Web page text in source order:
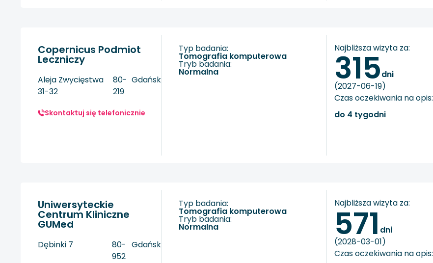
Copernicus Podmiot
Leczniczy
Aleja Zwycięstwa
31-32
80-
219
Gdańsk
Skontaktuj się telefonicznie
Typ badania:
tomografia komputerowa
Tryb badania:
Normalna
Najbliższa wizyta za:
315dni
(2027-06-19)
Czas oczekiwania na opis:
do 4 tygodni
Uniwersyteckie
Centrum Kliniczne
GUMed
Dębinki 7
80-
952
Gdańsk
Typ badania:
tomografia komputerowa
Tryb badania:
Normalna
Najbliższa wizyta za:
571 dni
(2028-03-01)
Czas oczekiwania na opis: